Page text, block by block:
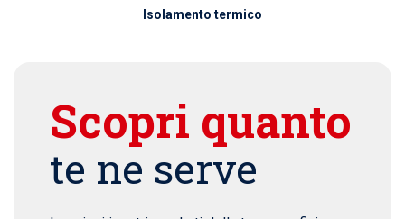
Isolamento termico
Scopri quanto
te ne serve